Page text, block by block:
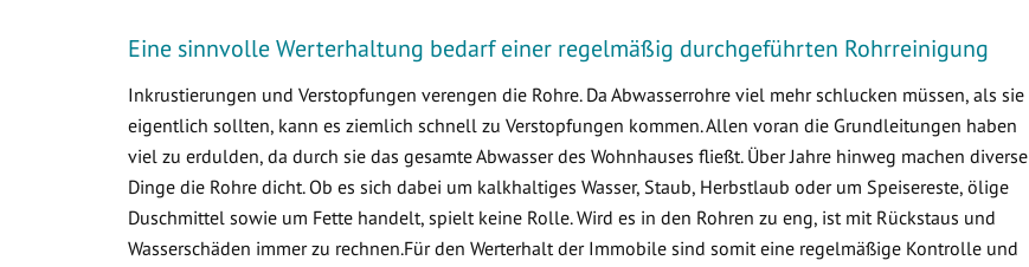
Eine sinnvolle Werterhaltung bedarf einer regelmäßig durchgeführten Rohrreinigung
Inkrustierungen und Verstopfungen verengen die Rohre. Da Abwasserrohre viel mehr schlucken müssen, als sie
eigentlich sollten, kann es ziemlich schnell zu Verstopfungen kommen. Allen voran die Grundleitungen haben
viel zu erdulden, da durch sie das gesamte Abwasser des Wohnhauses fließt. Über Jahre hinweg machen diverse
Dinge die Rohre dicht. Ob es sich dabei um kalkhaltiges Wasser, Staub, Herbstlaub oder um Speisereste, ölige
Duschmittel sowie um Fette handelt, spielt keine Rolle. Wird es in den Rohren zu eng, ist mit Rückstaus und
Wasserschäden immer zu rechnen.Für den Werterhalt der Immobile sind somit eine regelmäßige Kontrolle und